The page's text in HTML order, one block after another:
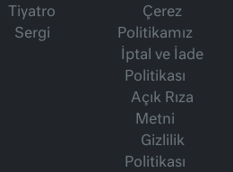
Tiyatro
Sergi
Çerez
Politikamız
İptal ve İade
Politikası
Açık Rıza
Metni
Gizlilik
Politikası